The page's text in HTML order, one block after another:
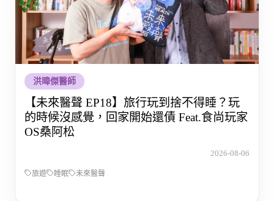
洪暐傑醫師
【未來醫聲 EP18】旅行玩到捨不得睡？玩
的時候沒感覺，回家開始還債 Feat.食尚玩家
OS桑阿松
2026-08-06
旅遊 睡眠 未來醫聲